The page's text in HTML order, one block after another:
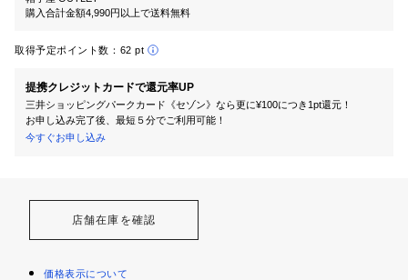
購入合計金額4,990円以上で送料無料
取得予定ポイント数： 62 pt
提携クレジットカードで還元率UP
三井ショッピングパークカード《セゾン》なら更に¥100につき1pt還元！
お申し込み完了後、最短５分でご利用可能！
今すぐお申し込み
店舗在庫を確認
価格表示について